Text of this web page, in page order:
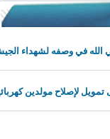
الله في وصفه لشهداء
لإصلاح مولدين